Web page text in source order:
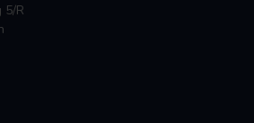
5/R